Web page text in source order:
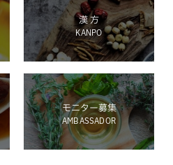
Language
漢 方
KANPO
モニター募集
AMBASSADOR